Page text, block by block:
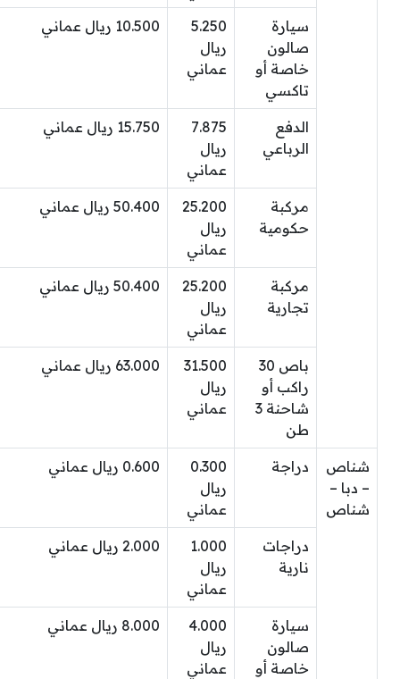
سيارة
صالون
خاصة أو
تاكسي
5.250
ريال
عماني
10.500 ريال عماني
الدفع
الرباعي
7.875
ريال
عماني
15.750 ريال عماني
مركبة
حكومية
25.200
ريال
عماني
50.400 ريال عماني
مركبة
تجارية
25.200
ريال
عماني
50.400 ريال عماني
باص 30
راكب أو
شاحنة 3
طن
31.500
ريال
عماني
63.000 ريال عماني
شناص
– دبا –
شناص
دراجة
0.300
ريال
عماني
0.600 ريال عماني
دراجات
نارية
1.000
ريال
عماني
2.000 ريال عماني
سيارة
صالون
خاصة أو
4.000
ريال
عماني
8.000 ريال عماني